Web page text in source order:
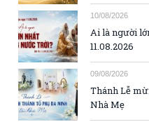
10/08/2026
Ai là người
11.08.2026
09/08/2026
Thánh Lễ
Nhà Mẹ